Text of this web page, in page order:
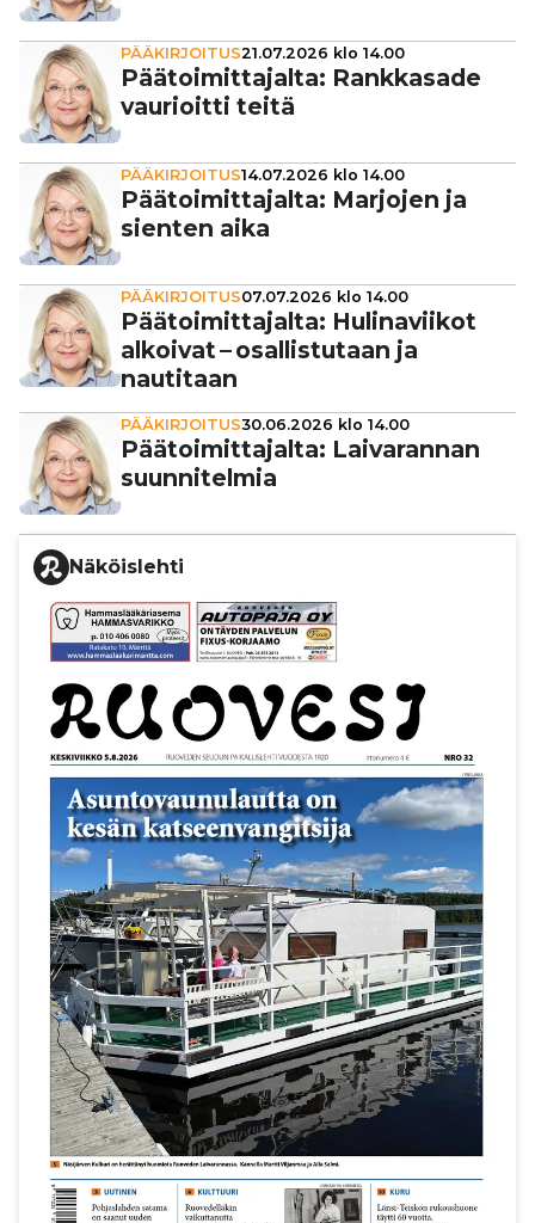
PÄÄKIRJOITUS21.07.2026 klo 14.00
Pää­toi­mit­ta­jalta: Rank­ka­sade
vau­ri­oitti teitä
PÄÄKIRJOITUS14.07.2026 klo 14.00
Pää­toi­mit­ta­jalta: Marjojen ja
sienten aika
PÄÄKIRJOITUS07.07.2026 klo 14.00
Pää­toi­mit­ta­jalta: Huli­na­vii­kot
alkoivat – osal­lis­tu­taan ja
nautitaan
PÄÄKIRJOITUS30.06.2026 klo 14.00
Pää­toi­mit­ta­jalta: Lai­va­ran­nan
suun­ni­tel­mia
Näköislehti